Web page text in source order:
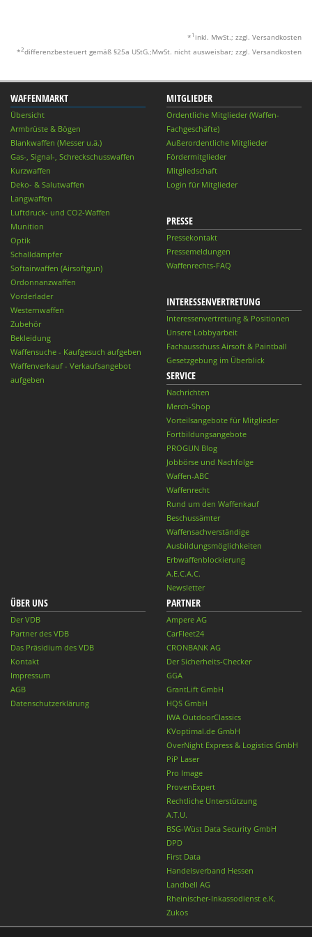
* 1 inkl. MwSt.; zzgl. Versandkosten
*2differenzbesteuert gemäß §25a UStG.;MwSt. nicht ausweisbar; zzgl. Versandkosten
WAFFENMARKT
Übersicht
Armbrüste & Bögen
Blankwaffen (Messer u.ä.)
Gas-, Signal-, Schreckschusswaffen
Kurzwaffen
Deko- & Salutwaffen
Langwaffen
Luftdruck- und CO2-Waffen
Munition
Optik
Schalldämpfer
Softairwaffen (Airsoftgun)
Ordonnanzwaffen
Vorderlader
Westernwaffen
Zubehör
Bekleidung
Waffensuche - Kaufgesuch aufgeben
Waffenverkauf - Verkaufsangebot
aufgeben
MITGLIEDER
Ordentliche Mitglieder (Waffen-
Fachgeschäfte)
Außerordentliche Mitglieder
Fördermitglieder
Mitgliedschaft
Login für Mitglieder
PRESSE
Pressekontakt
Pressemeldungen
Waffenrechts-FAQ
INTERESSENVERTRETUNG
Interessenvertretung & Positionen
Unsere Lobbyarbeit
Fachausschuss Airsoft & Paintball
Gesetzgebung im Überblick
SERVICE
Nachrichten
Merch-Shop
Vorteilsangebote für Mitglieder
Fortbildungsangebote
PROGUN Blog
Jobbörse und Nachfolge
Waffen-ABC
Waffenrecht
Rund um den Waffenkauf
Beschussämter
Waffensachverständige
Ausbildungsmöglichkeiten
Erbwaffenblockierung
A.E.C.A.C.
Newsletter
ÜBER UNS
Der VDB
Partner des VDB
Das Präsidium des VDB
Kontakt
Impressum
AGB
Datenschutzerklärung
PARTNER
Ampere AG
CarFleet24
CRONBANK AG
Der Sicherheits-Checker
GGA
GrantLift GmbH
HQS GmbH
IWA OutdoorClassics
KVoptimal.de GmbH
OverNight Express & Logistics GmbH
PiP Laser
Pro Image
ProvenExpert
Rechtliche Unterstützung
A.T.U.
BSG-Wüst Data Security GmbH
DPD
First Data
Handelsverband Hessen
Landbell AG
Rheinischer-Inkassodienst e.K.
Zukos